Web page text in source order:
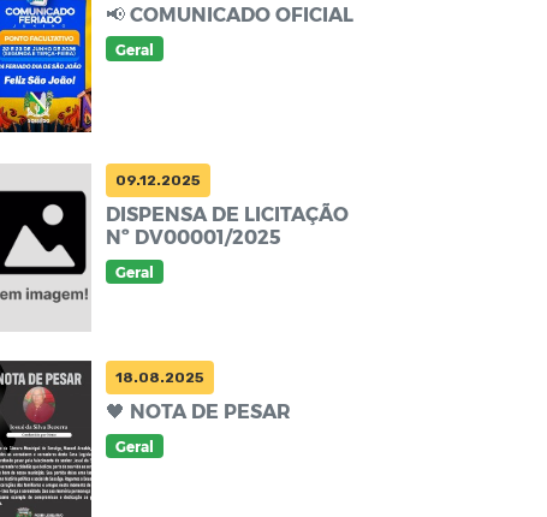
📢 COMUNICADO OFICIAL
Geral
09.12.2025
DISPENSA DE LICITAÇÃO
Nº DV00001/2025
Geral
18.08.2025
🖤 NOTA DE PESAR
Geral